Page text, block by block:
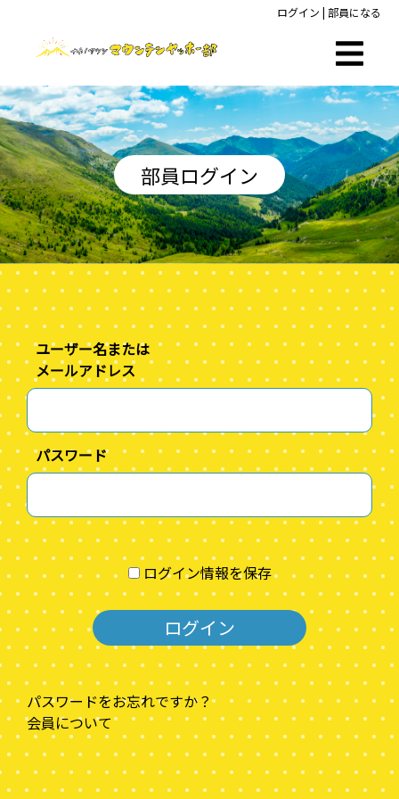
ログイン | 部員になる
部員ログイン
ユーザー名または
メールアドレス
パスワード
ログイン情報を保存
パスワードをお忘れですか？
会員について